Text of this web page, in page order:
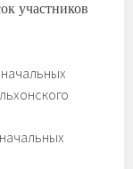
участников